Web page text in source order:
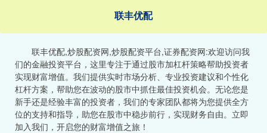
联丰优配
联丰优配,炒股配资网,炒股配资平台,证券配资网:欢迎访问我
们的金融投资平台，这里专注于通过股市加杠杆策略帮助投资者
实现财富增值。我们提供实时市场分析、专业投资建议和个性化
杠杆方案，帮助您在波动的股市中抓住最佳投资机会。无论您是
新手还是经验丰富的投资者，我们的专家团队都将为您提供全方
位的支持和指导，助您在股市中稳步前行，实现财务自由。立即
加入我们，开启您的财富增值之旅！